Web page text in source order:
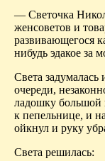
— Светочка
женсоветов и
развивающегося
нибудь эдакое за
Света задумалась
очереди,
ладошку большой
к пепельнице, и
ойкнул и руку
Света решилась: